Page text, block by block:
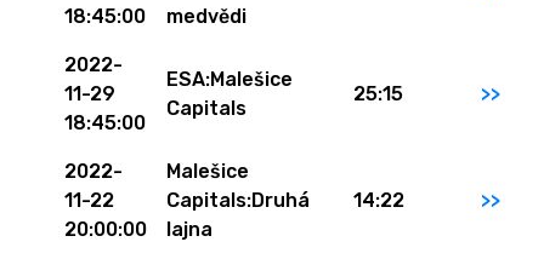
18:45:00
medvědi
2022-
11-29
18:45:00
ESA:Malešice
Capitals
25:15 >>
2022-
11-22
20:00:00
Malešice
Capitals:Druhá
lajna
14:22 >>